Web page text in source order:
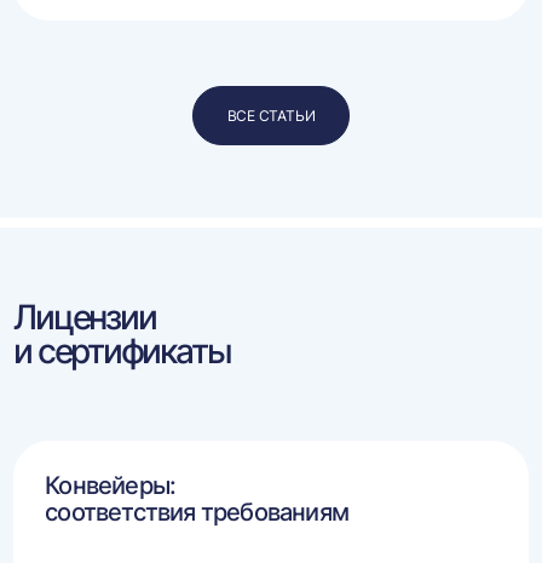
ВСЕ СТАТЬИ
Лицензии
и сертификаты
Конвейеры:
соответствия требованиям